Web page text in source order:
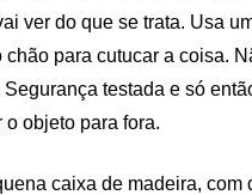
ver do que se trata. Usa
chão para cutucar a coisa.
Segurança testada e só
o objeto para fora.
caixa de madeira, com